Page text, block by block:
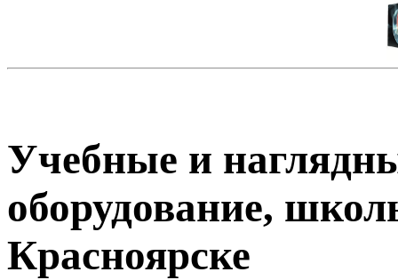
Учебные и
оборудование,
Красноярске